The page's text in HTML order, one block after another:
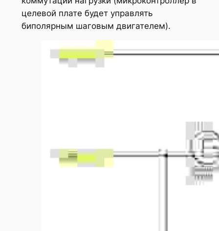
целевой плате будет управлять
биполярным шаговым двигателем).